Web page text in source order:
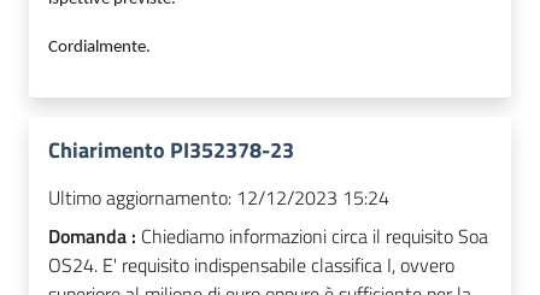
Cordialmente.
Chiarimento PI352378-23
Ultimo aggiornamento: 12/12/2023 15:24
Domanda : Chiediamo informazioni circa il requisito Soa
OS24. E' requisito indispensabile classifica I, ovvero